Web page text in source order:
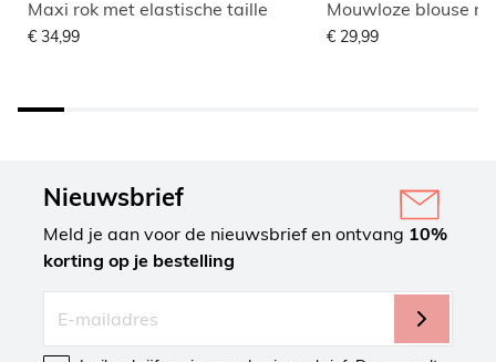
Maxi rok met elastische taille
€ 34,99
Mouwloze blouse
€ 29,99
Nieuwsbrief
Meld je aan voor de nieuwsbrief en ontvang 10%
korting op je bestelling